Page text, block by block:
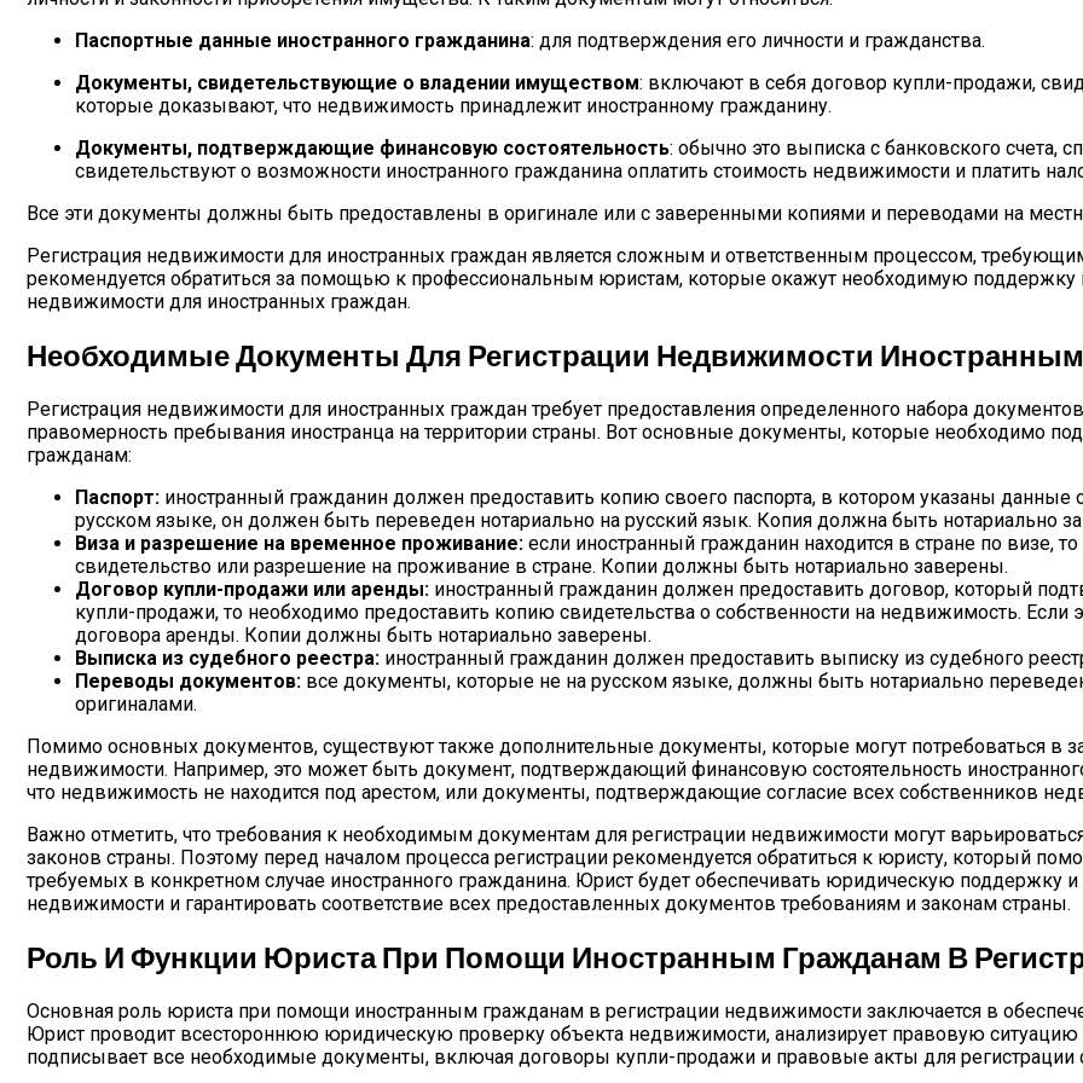
Паспортные данные иностранного гражданина: для подтверждения его личности и гражданства.
Документы, свидетельствующие о владении имуществом: включают в себя договор купли-продажи,
которые доказывают, что недвижимость принадлежит иностранному гражданину.
Документы, подтверждающие финансовую состоятельность: обычно это выписка с банковского счета,
свидетельствуют о возможности иностранного гражданина оплатить стоимость недвижимости и платить
Все эти документы должны быть предоставлены в оригинале или с заверенными копиями и переводами на
Регистрация недвижимости для иностранных граждан является сложным и ответственным процессом,
рекомендуется обратиться за помощью к профессиональным юристам, которые окажут необходимую поддержку
недвижимости для иностранных граждан.
Необходимые Документы Для Регистрации Недвижимости
Регистрация недвижимости для иностранных граждан требует предоставления определенного набора
правомерность пребывания иностранца на территории страны. Вот основные документы, которые необходимо
гражданам:
Паспорт: иностранный гражданин должен предоставить копию своего паспорта, в котором указаны данные
русском языке, он должен быть переведен нотариально на русский язык. Копия должна быть нотариально
Виза и разрешение на временное проживание: если иностранный гражданин находится в стране по визе,
свидетельство или разрешение на проживание в стране. Копии должны быть нотариально заверены.
Договор купли-продажи или аренды: иностранный гражданин должен предоставить договор, который
купли-продажи, то необходимо предоставить копию свидетельства о собственности на недвижимость.
договора аренды. Копии должны быть нотариально заверены.
Выписка из судебного реестра: иностранный гражданин должен предоставить выписку из судебного
Переводы документов: все документы, которые не на русском языке, должны быть нотариально
оригиналами.
Помимо основных документов, существуют также дополнительные документы, которые могут потребоваться в
недвижимости. Например, это может быть документ, подтверждающий финансовую состоятельность
что недвижимость не находится под арестом, или документы, подтверждающие согласие всех собственников
Важно отметить, что требования к необходимым документам для регистрации недвижимости могут
законов страны. Поэтому перед началом процесса регистрации рекомендуется обратиться к юристу, который
требуемых в конкретном случае иностранного гражданина. Юрист будет обеспечивать юридическую поддержку и
недвижимости и гарантировать соответствие всех предоставленных документов требованиям и законам страны.
Роль И Функции Юриста При Помощи Иностранным Гражданам В
Основная роль юриста при помощи иностранным гражданам в регистрации недвижимости заключается в
Юрист проводит всестороннюю юридическую проверку объекта недвижимости, анализирует правовую ситуацию
подписывает все необходимые документы, включая договоры купли-продажи и правовые акты для регистрации